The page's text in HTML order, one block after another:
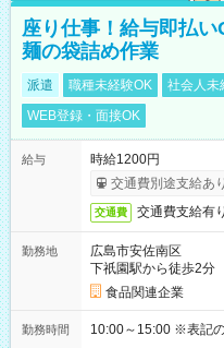
座り仕事！給与即払い
麺の袋詰め作業
派遣 職種未経験OK 社会人未
WEB登録・面接OK
給与
時給1200円
交通費別途支給あり
交通費 交通費支給有り
勤務地
広島市安佐南区
下祇園駅から徒歩2分
食品関連企業
勤務時間 10:00～